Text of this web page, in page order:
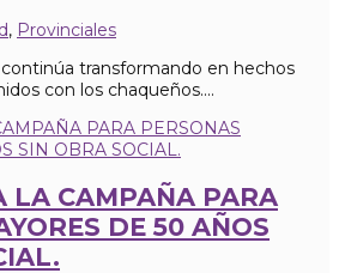
, Provinciales
transformando en hechos
con los chaqueños....
LA CAMPAÑA PARA
DE 50 AÑOS